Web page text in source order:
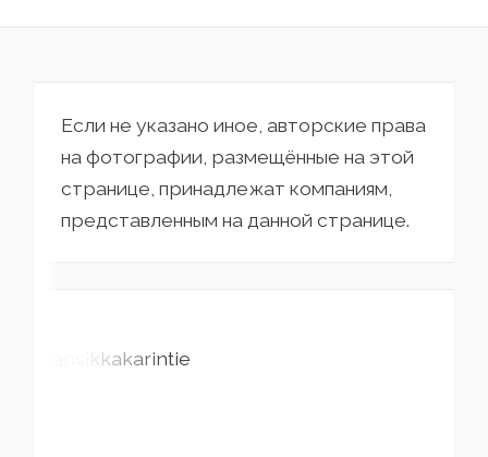
Если не указано иное, авторские права
на фотографии, размещённые на этой
странице, принадлежат компаниям,
представленным на данной странице.
Mansikkakarintie